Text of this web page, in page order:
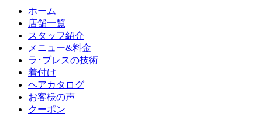
ホーム
店舗一覧
スタッフ紹介
メニュー&料金
ラ･ブレスの技術
着付け
ヘアカタログ
お客様の声
クーポン